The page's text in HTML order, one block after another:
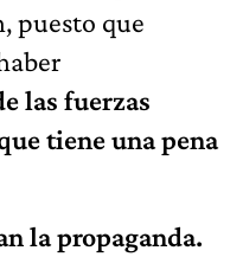
puesto que
las fuerzas
tiene una pena
la propaganda.